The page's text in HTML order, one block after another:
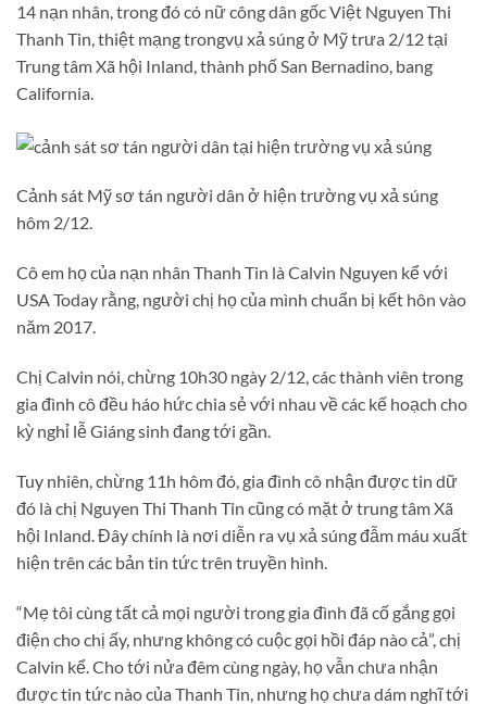
14 nạn nhân, trong đó có nữ công dân gốc Việt Nguyen Thi
Thanh Tin, thiệt mạng trongvụ xả súng ở Mỹ trưa 2/12 tại
Trung tâm Xã hội Inland, thành phố San Bernadino, bang
California.
Cảnh sát Mỹ sơ tán người dân ở hiện trường vụ xả súng
hôm 2/12.
Cô em họ của nạn nhân Thanh Tin là Calvin Nguyen kể với
USA Today rằng, người chị họ của mình chuẩn bị kết hôn vào
năm 2017.
Chị Calvin nói, chừng 10h30 ngày 2/12, các thành viên trong
gia đình cô đều háo hức chia sẻ với nhau về các kế hoạch cho
kỳ nghỉ lễ Giáng sinh đang tới gần.
Tuy nhiên, chừng 11h hôm đó, gia đình cô nhận được tin dữ
đó là chị Nguyen Thi Thanh Tin cũng có mặt ở trung tâm Xã
hội Inland. Đây chính là nơi diễn ra vụ xả súng đẫm máu xuất
hiện trên các bản tin tức trên truyền hình.
“Mẹ tôi cùng tất cả mọi người trong gia đình đã cố gắng gọi
điện cho chị ấy, nhưng không có cuộc gọi hồi đáp nào cả”, chị
Calvin kể. Cho tới nửa đêm cùng ngày, họ vẫn chưa nhận
được tin tức nào của Thanh Tin, nhưng họ chưa dám nghĩ tới